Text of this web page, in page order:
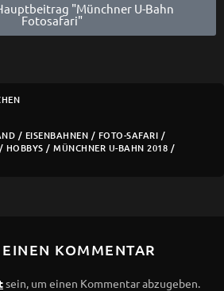
"Münchner U-Bahn
Fotosafari"
/ EISENBAHNEN / FOTO-SAFARI /
/ HOBBYS / MÜNCHNER U-BAHN 2018 /
KOMMENTAR
sein, um einen Kommentar abzugeben.